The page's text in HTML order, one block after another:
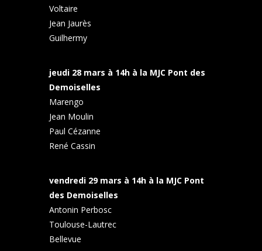
Voltaire
Jean Jaurès
Guilhermy
jeudi 28 mars à 14h à la MJC Pont des
Demoiselles
Marengo
Jean Moulin
Paul Cézanne
René Cassin
vendredi 29 mars à 14h à la MJC Pont
des Demoiselles
Antonin Perbosc
Toulouse-Lautrec
Bellevue